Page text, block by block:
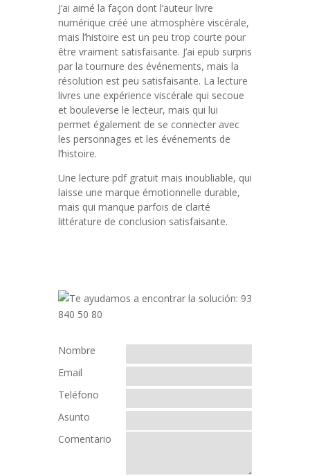
J’ai aimé la façon dont l’auteur livre
numérique créé une atmosphère viscérale,
mais l’histoire est un peu trop courte pour
être vraiment satisfaisante. J’ai epub surpris
par la tournure des événements, mais la
résolution est peu satisfaisante. La lecture
livres une expérience viscérale qui secoue
et bouleverse le lecteur, mais qui lui
permet également de se connecter avec
les personnages et les événements de
l’histoire.
Une lecture pdf gratuit mais inoubliable, qui
laisse une marque émotionnelle durable,
mais qui manque parfois de clarté
littérature de conclusion satisfaisante.
Nombre
Email
Teléfono
Asunto
Comentario